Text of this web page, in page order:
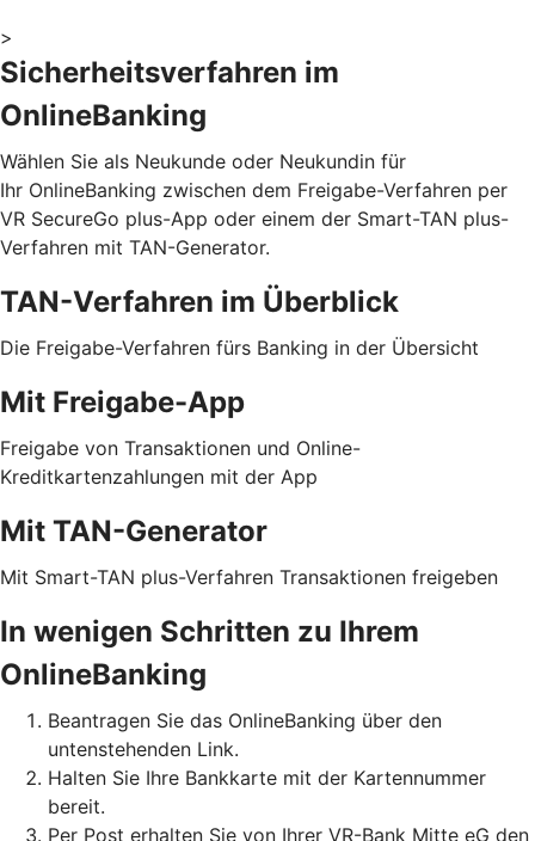
>
Sicherheitsverfahren im
OnlineBanking
Wählen Sie als Neukunde oder Neukundin für
Ihr OnlineBanking zwischen dem Freigabe-Verfahren per
VR SecureGo plus-App oder einem der Smart-TAN plus-
Verfahren mit TAN-Generator.
TAN-Verfahren im Überblick
Die Freigabe-Verfahren fürs Banking in der Übersicht
Mit Freigabe-App
Freigabe von Transaktionen und Online-
Kreditkartenzahlungen mit der App
Mit TAN-Generator
Mit Smart-TAN plus-Verfahren Transaktionen freigeben
In wenigen Schritten zu Ihrem
OnlineBanking
Beantragen Sie das OnlineBanking über den
untenstehenden Link.
Halten Sie Ihre Bankkarte mit der Kartennummer
bereit.
Per Post erhalten Sie von Ihrer VR-Bank Mitte eG den